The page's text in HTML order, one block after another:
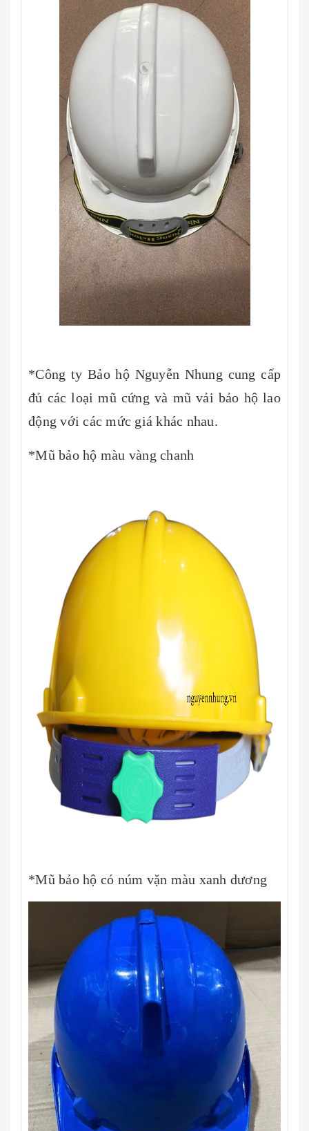
*Công ty Bảo hộ Nguyễn Nhung cung cấp
đủ các loại mũ cứng và mũ vải bảo hộ lao
động với các mức giá khác nhau.
*Mũ bảo hộ màu vàng chanh
*Mũ bảo hộ có núm vặn màu xanh dương